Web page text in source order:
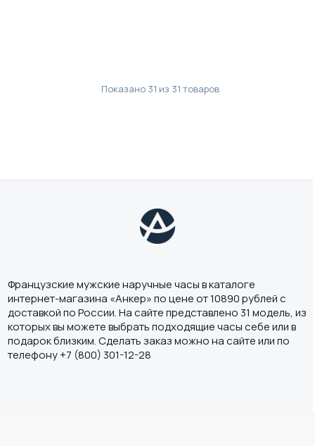
Показано 31 из 31 товаров
Французские мужские наручные часы в каталоге
интернет-магазина «Анкер» по цене от 10890 рублей с
доставкой по России. На сайте представлено 31 модель, из
которых вы можете выбрать подходящие часы себе или в
подарок близким. Сделать заказ можно на сайте или по
телефону +7 (800) 301-12-28